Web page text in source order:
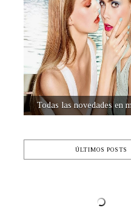
Destinos de viaje
ÚLTIMOS POSTS